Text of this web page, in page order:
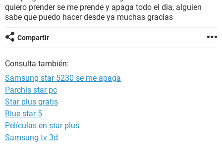
quiero prender se me prende y apaga todo el dia, alguien
sabe que puedo hacer desde ya muchas gracias
Compartir
Consulta también:
Samsung star 5230 se me apaga
Parchis star pc
Star plus gratis
Blue star 5
Películas en star plus
Samsung tv 3d